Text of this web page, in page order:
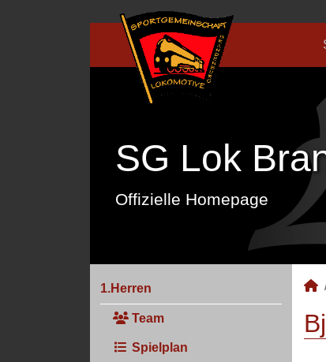
SG Lok
Offizielle Homepage
1.Herren
Team
Spielplan